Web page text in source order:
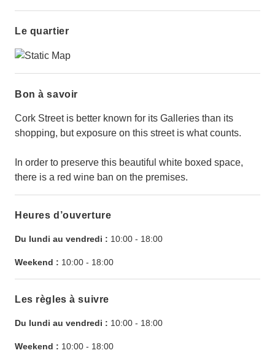
Le quartier
Bon à savoir
Cork Street is better known for its Galleries than its
shopping, but exposure on this street is what counts.
In order to preserve this beautiful white boxed space,
there is a red wine ban on the premises.
Heures d’ouverture
Du lundi au vendredi : 10:00 - 18:00
Weekend : 10:00 - 18:00
Les règles à suivre
Du lundi au vendredi : 10:00 - 18:00
Weekend : 10:00 - 18:00